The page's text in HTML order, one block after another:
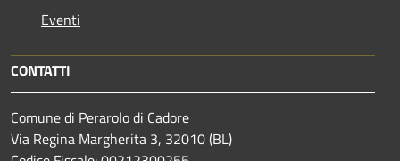
Eventi
CONTATTI
Comune di Perarolo di Cadore
Via Regina Margherita 3, 32010 (BL)